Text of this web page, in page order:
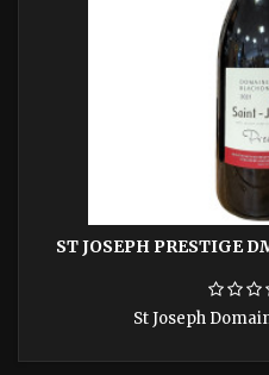
ST JOSEPH PRESTIGE
St Joseph